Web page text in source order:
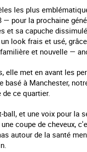
les plus
— pour la prochaine
et sa capuche
look frais et usé,
et nouvelle —
elle met en avant les
basé à Manchester,
ce quartier.
et une voix pour
coupe de cheveux,
autour de la santé